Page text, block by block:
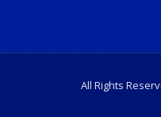
All Rights